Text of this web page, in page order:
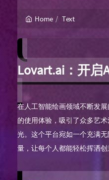
Home Text
Lovart.ai：开启
在人工智能绘画领域不断发
的使用体验，吸引了众多艺
光。这个平台宛如一个充满
量，让每个人都能轻松挥洒创